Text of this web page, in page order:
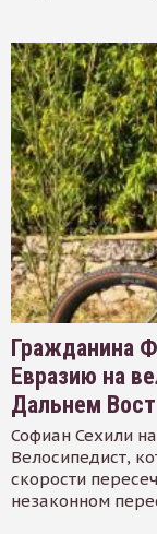
Гражданина
Евразию на
Дальнем
Софиан Сехили
Велосипедист,
скорости
незаконном